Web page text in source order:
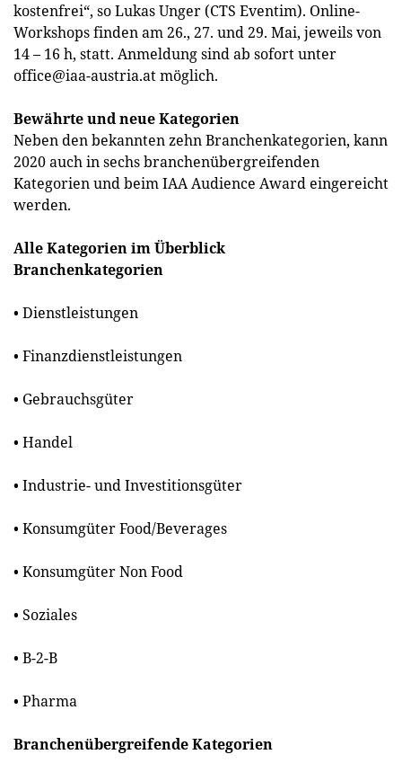
kostenfrei“, so Lukas Unger (CTS Eventim). Online-
Workshops finden am 26., 27. und 29. Mai, jeweils von
14 – 16 h, statt. Anmeldung sind ab sofort unter
office@iaa-austria.atmöglich.
Bewährte und neue Kategorien
Neben den bekannten zehn Branchenkategorien, kann
2020 auch in sechs branchenübergreifenden
Kategorien und beim IAA Audience Award eingereicht
werden.
Alle Kategorien im Überblick
Branchenkategorien
• Dienstleistungen
• Finanzdienstleistungen
• Gebrauchsgüter
• Handel
• Industrie- und Investitionsgüter
• Konsumgüter Food/Beverages
• Konsumgüter Non Food
• Soziales
• B-2-B
• Pharma
Branchenübergreifende Kategorien